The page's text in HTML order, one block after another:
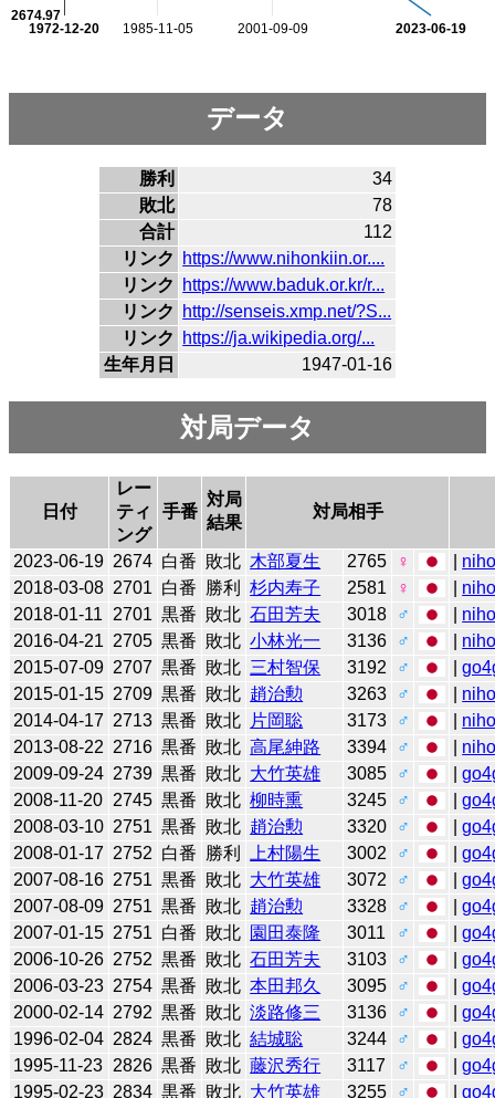
1985-11-05 2001-09-09
1972-12-20 2023-06-19
2674.97
データ
勝利
34
敗北
78
合計
112
リンク
https://www.nihonkiin.or....
リンク
https://www.baduk.or.kr/r...
リンク
http://senseis.xmp.net/?S...
リンク
https://ja.wikipedia.org/...
生年月日
1947-01-16
対局データ
日付
レー
ティ
ング
手番
対局
結果
対局相手
2023-06-19 2674 白番 敗北 木部夏生 2765 ♀
2018-03-08 2701 白番 勝利 杉内寿子 2581 ♀
2018-01-11
2701 黒番 敗北 石田芳夫 3018 ♂
2016-04-21 2705 黒番 敗北 小林光一 3136 ♂
2015-07-09 2707 黒番 敗北 三村智保 3192 ♂ |
2015-01-15 2709 黒番 敗北 趙治勲 3263 ♂
2014-04-17 2713 黒番 敗北 片岡聡 3173 ♂
2013-08-22 2716 黒番 敗北 高尾紳路 3394 ♂
2009-09-24 2739 黒番 敗北 大竹英雄 3085 ♂ |
2008-11-20 2745 黒番 敗北 柳時熏 3245 ♂ |
2008-03-10 2751 黒番 敗北 趙治勲 3320 ♂ |
2008-01-17 2752 白番 勝利 上村陽生 3002 ♂ |
2007-08-16 2751 黒番 敗北 大竹英雄 3072 ♂ |
2007-08-09 2751 黒番 敗北 趙治勲 3328 ♂ |
2007-01-15 2751 白番 敗北 園田泰隆 3011 ♂ |
2006-10-26 2752 黒番 敗北 石田芳夫 3103 ♂ |
2006-03-23 2754 黒番 敗北 本田邦久 3095 ♂ |
2000-02-14 2792 黒番 敗北 淡路修三 3136 ♂ |
1996-02-04 2824 黒番 敗北 結城聡 3244 ♂ |
1995-11-23 2826 黒番 敗北 藤沢秀行 3117 ♂ |
1995-02-23 2834 黒番 敗北 大竹英雄 3255 ♂ |